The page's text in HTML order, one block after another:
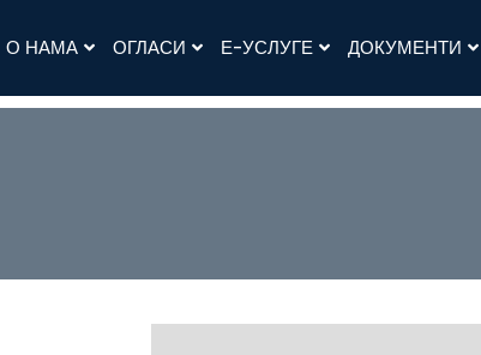
О НАМА ОГЛАСИ Е-УСЛУГЕ ДОКУМЕНТИ